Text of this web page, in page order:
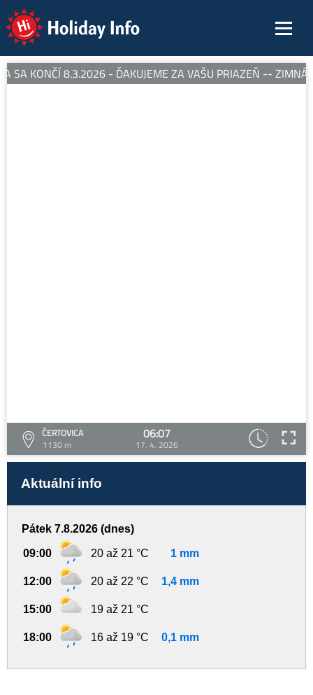
Holiday Info
SA KONČÍ 8.3.2026 - ĎAKUJEME ZA VAŠU PRIAZEŇ -- ZIMNÁ
ČERTOVICA
1130 m
06:07
17. 4. 2026
Aktuální info
Pátek 7.8.2026 (dnes)
09:00 20 až 21 °C 1 mm
12:00 20 až 22 °C 1,4 mm
15:00 19 až 21 °C
18:00 16 až 19 °C 0,1 mm